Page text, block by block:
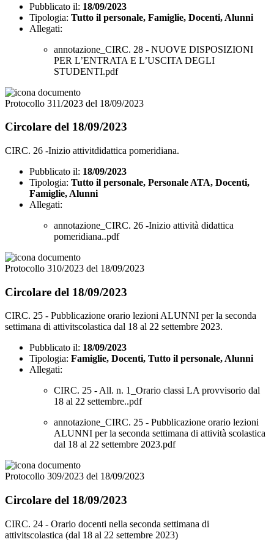
Pubblicato il: 18/09/2023
Tipologia: Tutto il personale, Famiglie, Docenti, Alunni
Allegati:
annotazione_CIRC. 28 - NUOVE DISPOSIZIONI
PER L’ENTRATA E L’USCITA DEGLI
STUDENTI.pdf
Protocollo 311/2023 del 18/09/2023
Circolare del 18/09/2023
CIRC. 26 -Inizio attivitdidattica pomeridiana.
Pubblicato il: 18/09/2023
Tipologia: Tutto il personale, Personale ATA, Docenti,
Famiglie, Alunni
Allegati:
annotazione_CIRC. 26 -Inizio attività didattica
pomeridiana..pdf
Protocollo 310/2023 del 18/09/2023
Circolare del 18/09/2023
CIRC. 25 - Pubblicazione orario lezioni ALUNNI per la seconda
settimana di attivitscolastica dal 18 al 22 settembre 2023.
Pubblicato il: 18/09/2023
Tipologia: Famiglie, Docenti, Tutto il personale, Alunni
Allegati:
CIRC. 25 - All. n. 1_Orario classi LA provvisorio dal
18 al 22 settembre..pdf
annotazione_CIRC. 25 - Pubblicazione orario lezioni
ALUNNI per la seconda settimana di attività scolastica
dal 18 al 22 settembre 2023.pdf
Protocollo 309/2023 del 18/09/2023
Circolare del 18/09/2023
CIRC. 24 - Orario docenti nella seconda settimana di
attivitscolastica (dal 18 al 22 settembre 2023)